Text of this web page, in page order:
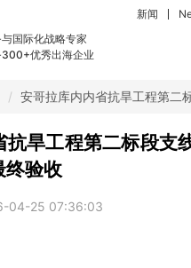
国际化战略专家
300+优秀出海企业
新闻
安哥拉库内内省抗旱工程第二
抗旱工程第二标段支
终验收
04-25 07:36:03